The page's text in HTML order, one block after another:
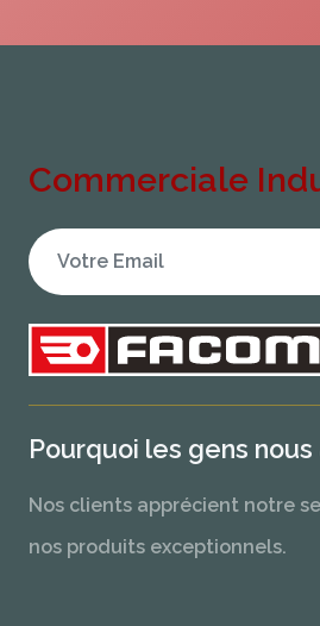
Commerciale
Pourquoi les gens
Nos clients apprécient notre
nos produits exceptionnels.